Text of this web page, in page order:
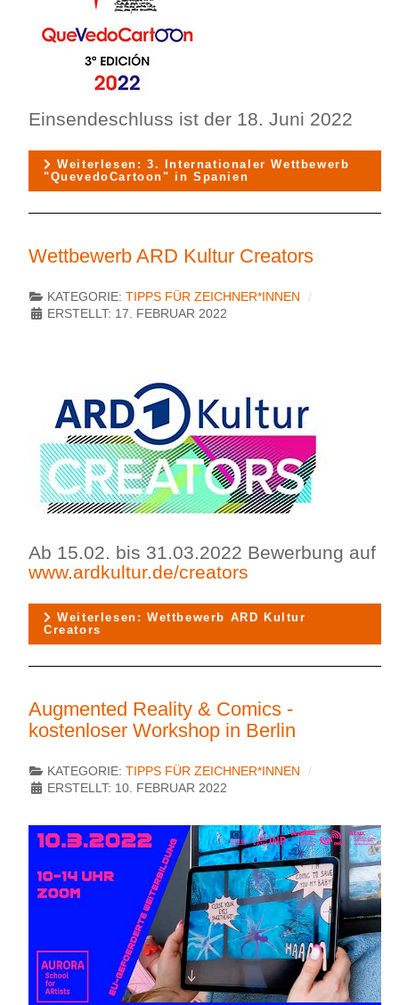
Einsendeschluss ist der 18. Juni 2022
Weiterlesen: 3. Internationaler Wettbewerb
"QuevedoCartoon" in Spanien
Wettbewerb ARD Kultur Creators
KATEGORIE: TIPPS FÜR ZEICHNER*INNEN
ERSTELLT: 17. FEBRUAR 2022
Ab 15.02. bis 31.03.2022 Bewerbung auf
www.ardkultur.de/creators
Weiterlesen: Wettbewerb ARD Kultur
Creators
Augmented Reality & Comics -
kostenloser Workshop in Berlin
KATEGORIE: TIPPS FÜR ZEICHNER*INNEN
ERSTELLT: 10. FEBRUAR 2022